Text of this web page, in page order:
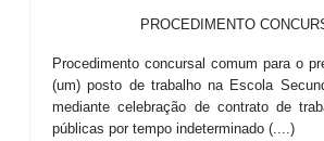
PROCEDIMENTO
Procedimento concursal comum para o
(um) posto de trabalho na Escola
mediante celebração de contrato de
públicas por tempo indeterminado (....)